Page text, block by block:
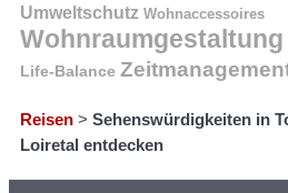
Umweltschutz Wohnaccessoires
Wohnraumgestaltung
Life-Balance
Reisen > Sehenswürdigkeiten in
Loiretal entdecken